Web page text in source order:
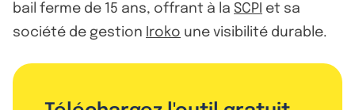
bail ferme de 15 ans, offrant à la SCPI et sa
société de gestion Iroko une visibilité durable.